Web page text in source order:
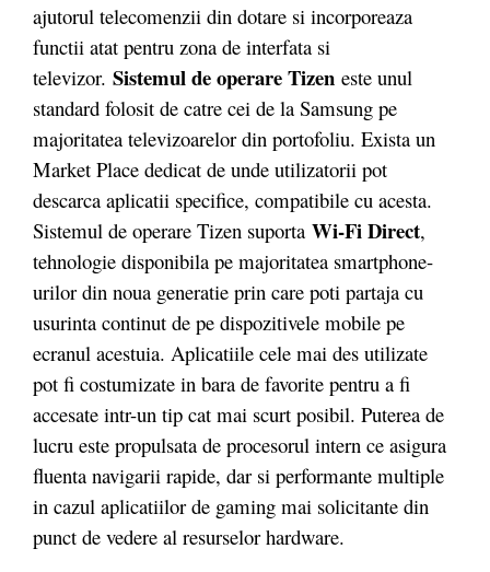
ajutorul telecomenzii din dotare si incorporeaza
functii atat pentru zona de interfata si
televizor. Sistemul de operare Tizen este unul
standard folosit de catre cei de la Samsung pe
majoritatea televizoarelor din portofoliu. Exista un
Market Place dedicat de unde utilizatorii pot
descarca aplicatii specifice, compatibile cu acesta.
Sistemul de operare Tizen suporta Wi-Fi Direct,
tehnologie disponibila pe majoritatea smartphone-
urilor din noua generatie prin care poti partaja cu
usurinta continut de pe dispozitivele mobile pe
ecranul acestuia. Aplicatiile cele mai des utilizate
pot fi costumizate in bara de favorite pentru a fi
accesate intr-un tip cat mai scurt posibil. Puterea de
lucru este propulsata de procesorul intern ce asigura
fluenta navigarii rapide, dar si performante multiple
in cazul aplicatiilor de gaming mai solicitante din
punct de vedere al resurselor hardware.